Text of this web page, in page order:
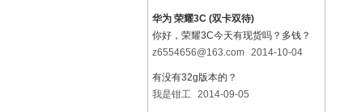
华为 荣耀3C (双卡双待)
你好，荣耀3C今天有现货吗？多钱？
z6554656@163.com 2014-10-04
有没有32g版本的？
我是钳工 2014-09-05